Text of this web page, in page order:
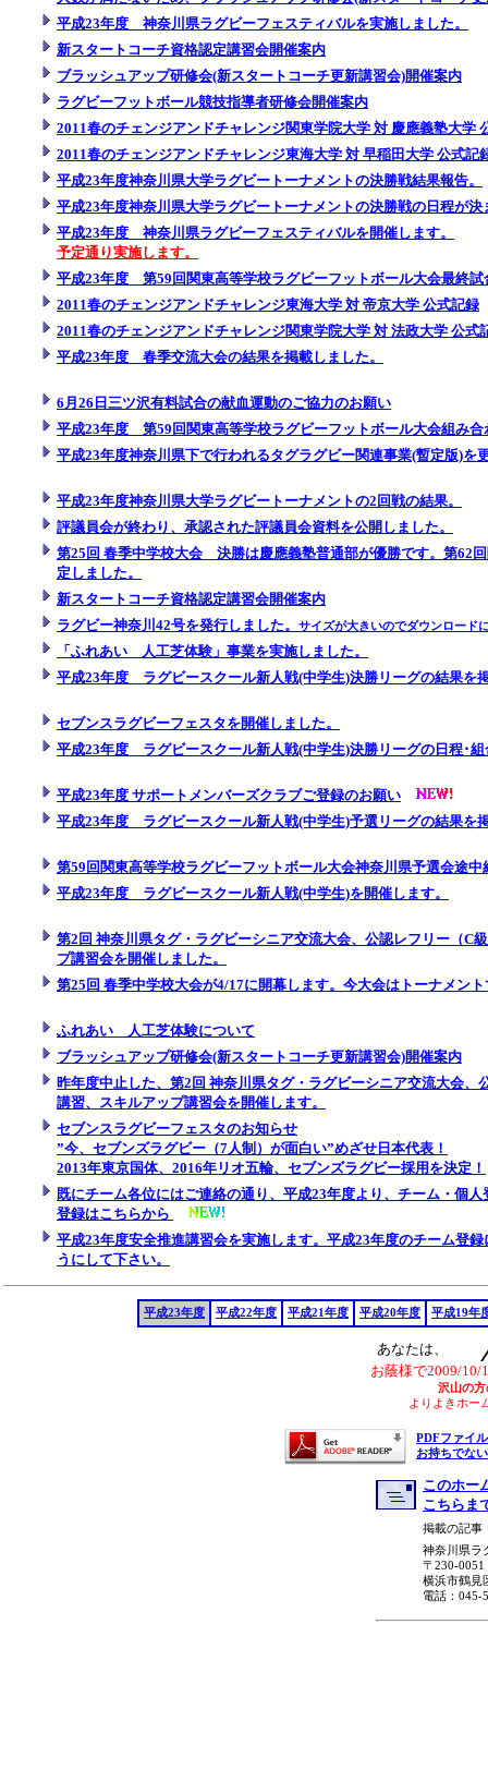
平成23年度 神奈川県ラグビーフェスティバルを実施しました。
新スタートコーチ資格認定講習会開催案内
ブラッシュアップ研修会(新スタートコーチ更新講習会)開催案内
ラグビーフットボール競技指導者研修会開催案内
2011春のチェンジアンドチャレンジ関東学院大学 対 慶應義塾大学
2011春のチェンジアンドチャレンジ東海大学 対 早稲田大学 公式記
平成23年度神奈川県大学ラグビートーナメントの決勝戦結果報告。
平成23年度神奈川県大学ラグビートーナメントの決勝戦の日程が決
平成23年度 神奈川県ラグビーフェスティバルを開催します。
予定通り実施します。
平成23年度 第59回関東高等学校ラグビーフットボール大会最終試
2011春のチェンジアンドチャレンジ東海大学 対 帝京大学 公式記録
2011春のチェンジアンドチャレンジ関東学院大学 対 法政大学 公式
平成23年度 春季交流大会の結果を掲載しました。
6月26日三ツ沢有料試合の献血運動のご協力のお願い
平成23年度 第59回関東高等学校ラグビーフットボール大会組み合
平成23年度神奈川県下で行われるタグラグビー関連事業(暫定版)を
平成23年度神奈川県大学ラグビートーナメントの2回戦の結果。
評議員会が終わり、承認された評議員会資料を公開しました。
第25回 春季中学校大会 決勝は慶應義塾普通部が優勝です。第62
定しました。
新スタートコーチ資格認定講習会開催案内
ラグビー神奈川42号を発行しました。
サイズが大きいのでダウンロード
「ふれあい 人工芝体験」事業を実施しました。
平成23年度 ラグビースクール新人戦(中学生)決勝リーグの結果を
セブンスラグビーフェスタを開催しました。
平成23年度 ラグビースクール新人戦(中学生)決勝リーグの日程･
平成23年度 サポートメンバーズクラブご登録のお願い
平成23年度 ラグビースクール新人戦(中学生)予選リーグの結果を
第59回関東高等学校ラグビーフットボール大会神奈川県予選会途中
平成23年度 ラグビースクール新人戦(中学生)を開催します。
第2回 神奈川県タグ・ラグビーシニア交流大会、公認レフリー（C
プ講習会を開催しました。
第25回 春季中学校大会が4/17に開幕します。今大会はトーナメン
ふれあい 人工芝体験について
ブラッシュアップ研修会(新スタートコーチ更新講習会)開催案内
昨年度中止した、第2回 神奈川県タグ・ラグビーシニア交流大会
講習、スキルアップ講習会を開催します。
セブンスラグビーフェスタのお知らせ
”今、セブンズラグビー（7人制）が面白い”めざせ日本代表！
2013年東京国体、2016年リオ五輪、セブンズラグビー採用を決定！
既にチーム各位にはご連絡の通り、平成23年度より、チーム・個
登録はこちらから
平成23年度安全推進講習会を実施します。平成23年度のチーム登
うにして下さい。
平成23年度 平成22年度 平成21年度 平成20年度 平成19年
あなたは、
お蔭様で2009/10/
沢山の
よりよきホー
PDFファイ
お持ちでな
このホー
こちらま
掲載の記事
神奈川県ラ
〒230-0051
横浜市鶴
電話：